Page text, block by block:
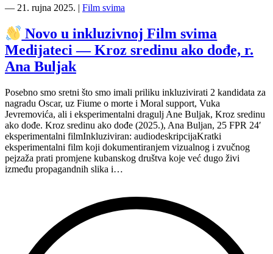
u
inkluzivnoj
Film
svima
Medijateci
JUHUHU
serijal
pjesmica”
― 21. rujna 2025. | Film svima
Novo u inkluzivnoj Film svima
Medijateci — Kroz sredinu ako dođe, r.
Ana Buljak
Posebno smo sretni što smo imali priliku inkluzivirati 2 kandidata za
nagradu Oscar, uz Fiume o morte i Moral support, Vuka
Jevremovića, ali i eksperimentalni dragulj Ane Buljak, Kroz sredinu
ako dođe. Kroz sredinu ako dođe (2025.), Ana Buljan, 25 FPR 24′
eksperimentalni filmInkluziviran: audiodeskripcijaKratki
eksperimentalni film koji dokumentiranjem vizualnog i zvučnog
pejzaža prati promjene kubanskog društva koje već dugo živi
između propagandnih slika i…